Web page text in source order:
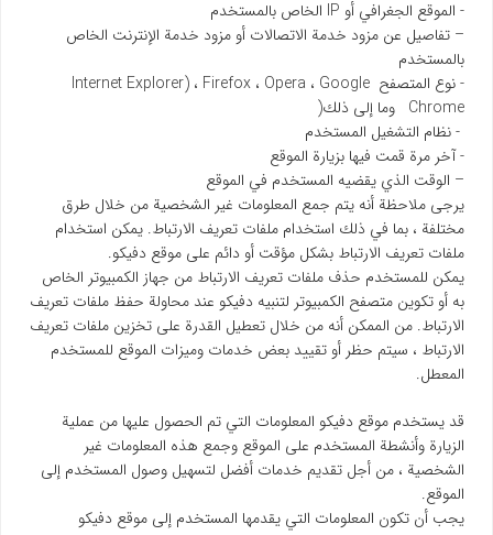
- الموقع الجغرافي أو IP الخاص بالمستخدم
– تفاصيل عن مزود خدمة الاتصالات أو مزود خدمة الإنترنت الخاص
بالمستخدم
- نوع المتصفح Internet Explorer) ، Firefox ، Opera ، Google
Chrome وما إلى ذلك(
- نظام التشغيل المستخدم
- آخر مرة قمت فيها بزيارة الموقع
– الوقت الذي يقضيه المستخدم في الموقع
يرجى ملاحظة أنه يتم جمع المعلومات غير الشخصية من خلال طرق
مختلفة ، بما في ذلك استخدام ملفات تعريف الارتباط. يمكن استخدام
ملفات تعريف الارتباط بشكل مؤقت أو دائم على موقع دفیکو.
يمكن للمستخدم حذف ملفات تعريف الارتباط من جهاز الكمبيوتر الخاص
به أو تكوين متصفح الكمبيوتر لتنبيه دفیکو عند محاولة حفظ ملفات تعريف
الارتباط. من الممكن أنه من خلال تعطيل القدرة على تخزين ملفات تعريف
الارتباط ، سيتم حظر أو تقييد بعض خدمات وميزات الموقع للمستخدم
المعطل.
قد يستخدم موقع دفیکو المعلومات التي تم الحصول عليها من عملية
الزيارة وأنشطة المستخدم على الموقع وجمع هذه المعلومات غير
الشخصية ، من أجل تقديم خدمات أفضل لتسهيل وصول المستخدم إلى
الموقع.
يجب أن تكون المعلومات التي يقدمها المستخدم إلى موقع دفیکو